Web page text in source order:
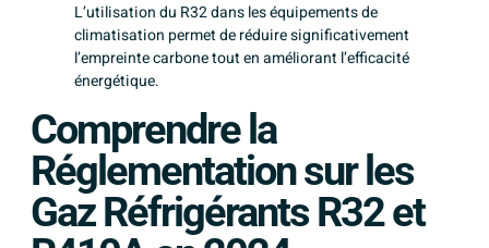
L’utilisation du R32 dans les équipements de
climatisation permet de réduire significativement
l’empreinte carbone tout en améliorant l’efficacité
énergétique.
Comprendre la
Réglementation sur les
Gaz Réfrigérants R32 et